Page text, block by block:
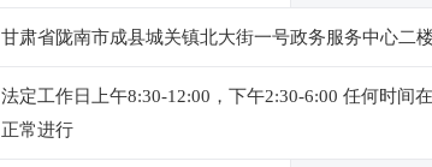
甘肃省陇南市成县城关镇北大街一号政务服务中心二
法定工作日上午8:30-12:00，下午2:30-6:00 任何时间
正常进行